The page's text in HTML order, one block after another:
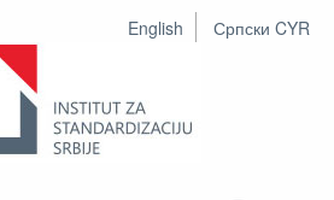
English Српски CYR